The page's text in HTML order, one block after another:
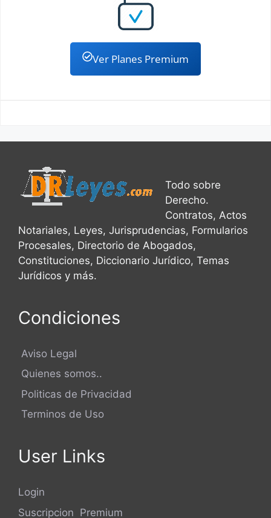
Ver Planes Premium
Todo sobre
Derecho.
Contratos, Actos
Notariales, Leyes, Jurisprudencias, Formularios
Procesales, Directorio de Abogados,
Constituciones, Diccionario Jurídico, Temas
Jurídicos y más.
Condiciones
Aviso Legal
Quienes somos..
Politicas de Privacidad
Terminos de Uso
User Links
Login
Suscripcion Premium